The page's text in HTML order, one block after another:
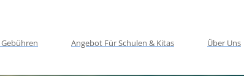
Angebot Für Schulen & Kitas Über Uns